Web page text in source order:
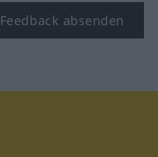
Feedback absenden